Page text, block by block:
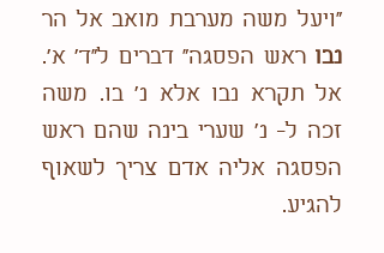
"ויעל משה מערבת מואב אל הר
נבו ראש הפסגה" דברים ל"ד' א'.
אל תקרא נבו אלא נ' בו. משה
זכה ל- נ' שערי בינה שהם ראש
הפסגה אליה אדם צריך לשאוף
להגיע.